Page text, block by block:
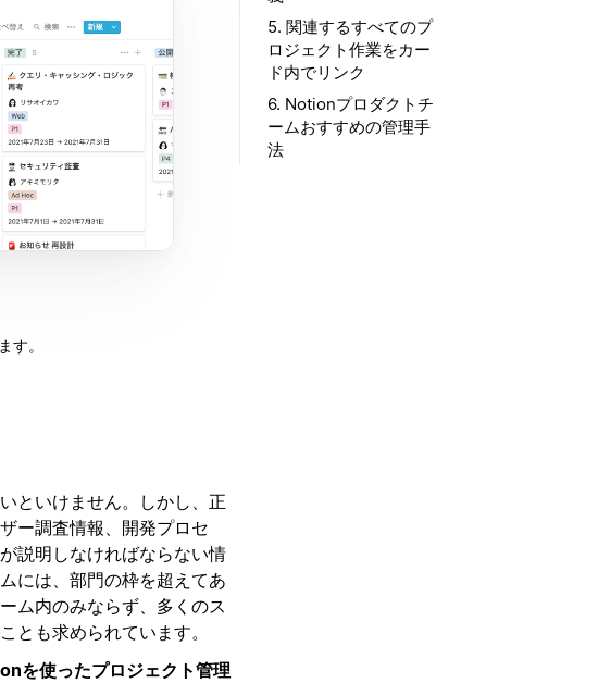
す。
といけません。しかし、正
ー調査情報、開発プロセ
説明しなければならない情
には、部門の枠を超えてあ
ム内のみならず、多くのス
とも求められています。
を使ったプロジェクト管理
5. 関連するすべてのプ
ロジェクト作業をカー
ド内でリンク
6. Notionプロダクトチ
ームおすすめの管理手
法